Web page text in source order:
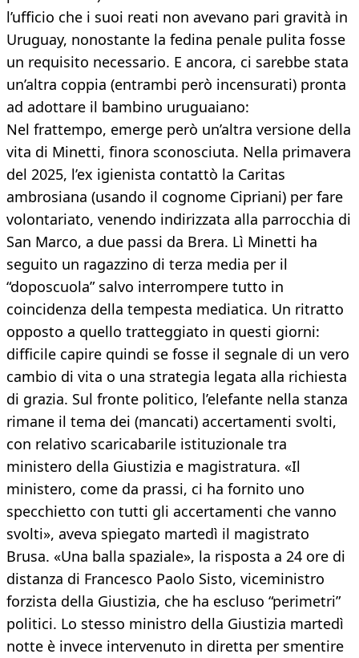
l’ufficio che i suoi reati non avevano pari gravità in
Uruguay, nonostante la fedina penale pulita fosse
un requisito necessario. E ancora, ci sarebbe stata
un’altra coppia (entrambi però incensurati) pronta
ad adottare il bambino uruguaiano:
Nel frattempo, emerge però un’altra versione della
vita di Minetti, finora sconosciuta. Nella primavera
del 2025, l’ex igienista contattò la Caritas
ambrosiana (usando il cognome Cipriani) per fare
volontariato, venendo indirizzata alla parrocchia di
San Marco, a due passi da Brera. Lì Minetti ha
seguito un ragazzino di terza media per il
“doposcuola” salvo interrompere tutto in
coincidenza della tempesta mediatica. Un ritratto
opposto a quello tratteggiato in questi giorni:
difficile capire quindi se fosse il segnale di un vero
cambio di vita o una strategia legata alla richiesta
di grazia. Sul fronte politico, l’elefante nella stanza
rimane il tema dei (mancati) accertamenti svolti,
con relativo scaricabarile istituzionale tra
ministero della Giustizia e magistratura. «Il
ministero, come da prassi, ci ha fornito uno
specchietto con tutti gli accertamenti che vanno
svolti», aveva spiegato martedì il magistrato
Brusa. «Una balla spaziale», la risposta a 24 ore di
distanza di Francesco Paolo Sisto, viceministro
forzista della Giustizia, che ha escluso “perimetri”
politici. Lo stesso ministro della Giustizia martedì
notte è invece intervenuto in diretta per smentire